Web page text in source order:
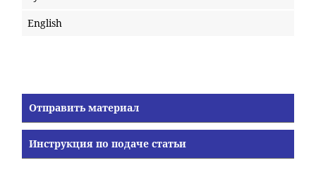
English
Отправить материал
Инструкция по подаче статьи